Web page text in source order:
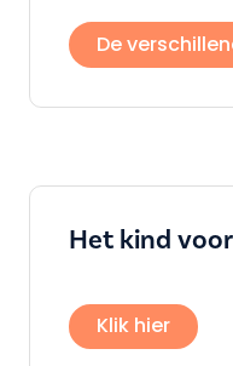
De
Het kind
Klik hier